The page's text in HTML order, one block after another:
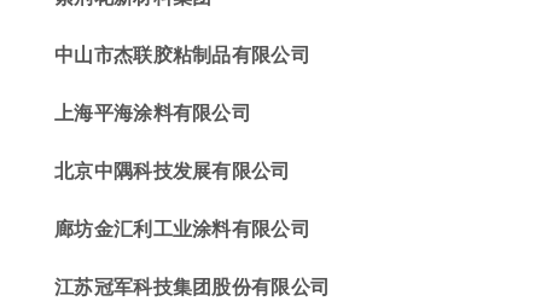
中山市杰联胶粘制品有限公司
上海平海涂料有限公司
北京中隅科技发展有限公司
廊坊金汇利工业涂料有限公司
江苏冠军科技集团股份有限公司